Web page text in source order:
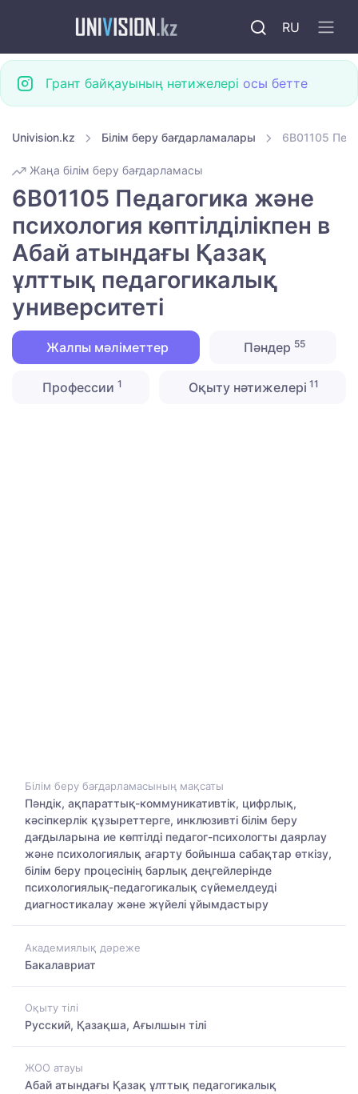
RU
Грант байқауының нәтижелері осы бетте
Univision.kz Білім беру бағдарламалары 6B01105
Жаңа білім беру бағдарламасы
6B01105 Педагогика және
психология көптілділікпен в
Абай атындағы Қазақ
ұлттық педагогикалық
университеті
Жалпы мәліметтер Пәндер 55
Профессии 1 Оқыту нәтижелері 11
Білім беру бағдарламасының мақсаты
Пәндік, ақпараттық-коммуникативтік, цифрлық,
кәсіпкерлік құзыреттерге, инклюзивті білім беру
дағдыларына ие көптілді педагог-психологты даярлау
және психологиялық ағарту бойынша сабақтар өткізу,
білім беру процесінің барлық деңгейлерінде
психологиялық-педагогикалық сүйемелдеуді
диагностикалау және жүйелі ұйымдастыру
Академиялық дәреже
Бакалавриат
Оқыту тілі
Русский, Қазақша, Ағылшын тілі
ЖОО атауы
Абай атындағы Қазақ ұлттық педагогикалық